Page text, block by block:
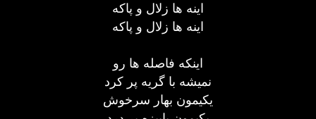
اینه ها زلال و پاکه
اینه ها زلال و پاکه
اینکه فاصله ها رو
نمیشه با گریه پر کرد
یکیمون بهار سرخوش